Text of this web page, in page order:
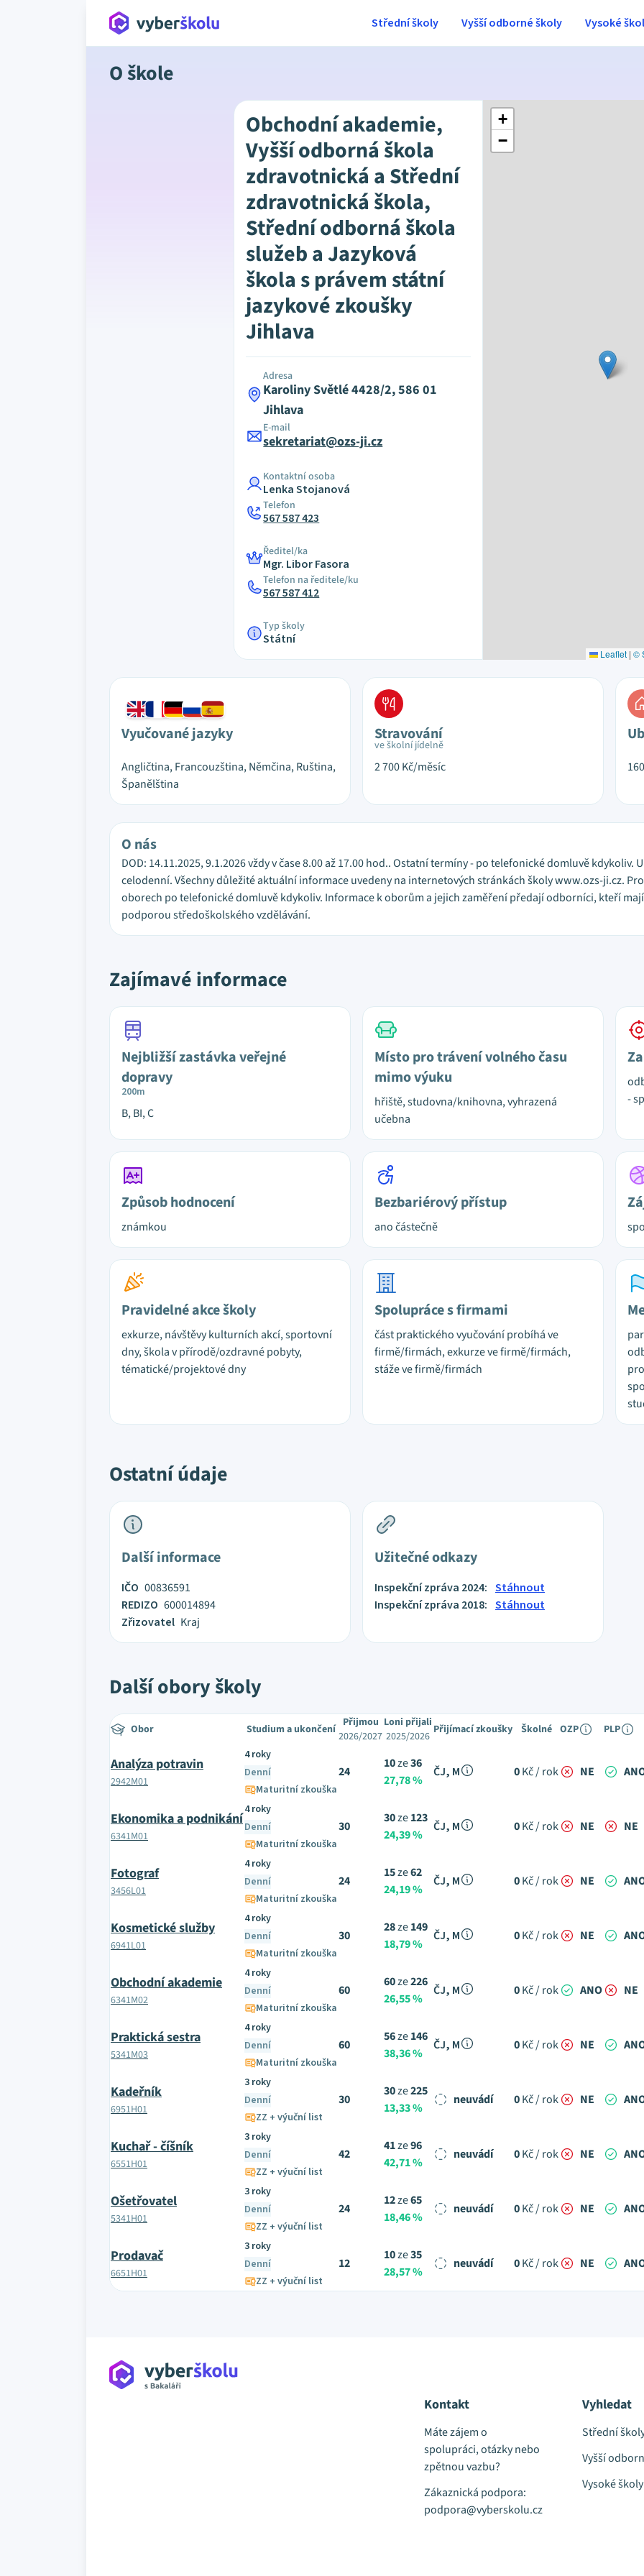
Střední školy Vyšší odborné školy Vysoké
O škole
Obchodní akademie,
Vyšší odborná škola
zdravotnická a Střední
zdravotnická škola,
Střední odborná škola
služeb a Jazyková
škola s právem státní
jazykové zkoušky
Jihlava
Adresa
Karoliny Světlé 4428/2, 586 01
Jihlava
E-mail
sekretariat@ozs-ji.cz
Kontaktní osoba
Lenka Stojanová
Telefon
567 587 423
Ředitel/ka
Mgr. Libor Fasora
Telefon na ředitele/ku
567 587 412
Typ školy
Státní
+
−
Leaflet | ©
Vyučované jazyky
Angličtina, Francouzština, Němčina, Ruština,
Španělština
Stravování
ve školní jídelně
2 700Kč/měsíc
O nás
DOD: 14.11.2025, 9.1.2026 vždy v čase 8.00 až 17.00 hod.. Ostatní termíny - po telefonické domluvě kdykoliv.
celodenní. Všechny důležité aktuální informace uvedeny na internetových stránkách školy www.ozs-ji.cz.
oborech po telefonické domluvě kdykoliv. Informace k oborům a jejich zaměření předají odborníci, kteří
podporou středoškolského vzdělávání.
Zajímavé informace
Nejbližší zastávka veřejné
dopravy
200m
B, BI, C
Místo pro trávení volného času
mimo výuku
hřiště, studovna/knihovna, vyhrazená
učebna
-
Způsob hodnocení
známkou
Bezbariérový přístup
ano částečně
Pravidelné akce školy
exkurze, návštěvy kulturních akcí, sportovní
dny, škola v přírodě/ozdravné pobyty,
tématické/projektové dny
Spolupráce s firmami
část praktického vyučování probíhá ve
firmě/firmách, exkurze ve firmě/firmách,
stáže ve firmě/firmách
Ostatní údaje
Další informace
IČO 00836591
REDIZO 600014894
Zřizovatel Kraj
Užitečné odkazy
Inspekční zpráva 2024: Stáhnout
Inspekční zpráva 2018: Stáhnout
Další obory školy
Obor Studium a ukončení Přijmou
2026/2027
Loni přijali
2025/2026 Přijímací zkoušky Školné OZP PLP
Analýza potravin
2942M01
4 roky
Denní
Maturitní zkouška
24
10ze36
27,78 %
ČJ, M 0Kč / rok NE
Ekonomika a podnikání
6341M01
4 roky
Denní
Maturitní zkouška
30
30ze123
24,39 %
ČJ, M 0Kč / rok NE NE
Fotograf
3456L01
4 roky
Denní
Maturitní zkouška
24
15ze62
24,19 %
ČJ, M 0Kč / rok NE
Kosmetické služby
6941L01
4 roky
Denní
Maturitní zkouška
30
28ze149
18,79 %
ČJ, M 0Kč / rok NE
Obchodní akademie
6341M02
4 roky
Denní
Maturitní zkouška
60
60ze226
26,55 %
ČJ, M 0Kč / rok ANO NE
Praktická sestra
5341M03
4 roky
Denní
Maturitní zkouška
60
56ze146
38,36 %
ČJ, M 0Kč / rok NE
Kadeřník
6951H01
3 roky
Denní
ZZ + výuční list
30
30ze225
13,33 %
neuvádí 0Kč / rok NE
Kuchař - číšník
6551H01
3 roky
Denní
ZZ + výuční list
42
41ze96
42,71 %
neuvádí 0Kč / rok NE
Ošetřovatel
5341H01
3 roky
Denní
ZZ + výuční list
24
12ze65
18,46 %
neuvádí 0Kč / rok NE
Prodavač
6651H01
3 roky
Denní
ZZ + výuční list
12
10ze35
28,57 %
neuvádí 0Kč / rok NE
Kontakt
Máte zájem o
spolupráci, otázky nebo
zpětnou vazbu?
Zákaznická podpora:
podpora@vyberskolu.cz
Vyhledat
Střední
Vyšší
Vysoké školy